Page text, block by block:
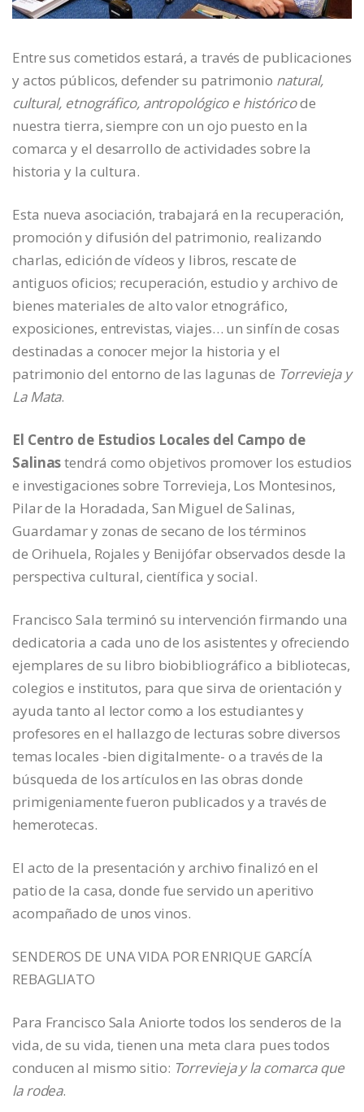
Entre sus cometidos estará, a través de publicaciones
y actos públicos, defender su patrimonio natural,
cultural, etnográfico, antropológico e históricode
nuestra tierra, siempre con un ojo puesto en la
comarca y el desarrollo de actividades sobre la
historia y la cultura.
Esta nueva asociación, trabajará en la recuperación,
promoción y difusión del patrimonio, realizando
charlas, edición de vídeos y libros, rescate de
antiguos oficios; recuperación, estudio y archivo de
bienes materiales de alto valor etnográfico,
exposiciones, entrevistas, viajes… un sinfín de cosas
destinadas a conocer mejor la historia y el
patrimonio del entorno de las lagunas de Torrevieja y
La Mata.
El Centro de Estudios Locales del Campo de
Salinastendrá como objetivos promover los estudios
e investigaciones sobre Torrevieja, Los Montesinos,
Pilar de la Horadada, San Miguel de Salinas,
Guardamar y zonas de secano de los términos
de Orihuela, Rojales y Benijófar observados desde la
perspectiva cultural, científica y social.
Francisco Sala terminó su intervención firmando una
dedicatoria a cada uno de los asistentes y ofreciendo
ejemplares de su libro biobibliográfico a bibliotecas,
colegios e institutos, para que sirva de orientación y
ayuda tanto al lector como a los estudiantes y
profesores en el hallazgo de lecturas sobre diversos
temas locales -bien digitalmente- o a través de la
búsqueda de los artículos en las obras donde
primigeniamente fueron publicados y a través de
hemerotecas.
El acto de la presentación y archivo finalizó en el
patio de la casa, donde fue servido un aperitivo
acompañado de unos vinos.
SENDEROS DE UNA VIDA POR ENRIQUE GARCÍA
REBAGLIATO
Para Francisco Sala Aniorte todos los senderos de la
vida, de su vida, tienen una meta clara pues todos
conducen al mismo sitio: Torrevieja y la comarca que
la rodea.